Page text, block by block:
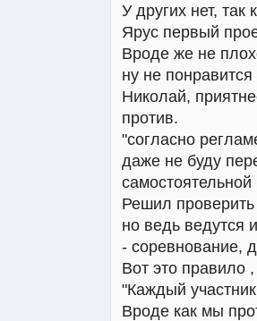
У других нет, так
Ярус первый
Вроде же не
ну не
Николай,
против.
"согласно
даже не буду
самостоятельной
Решил
но ведь ведутся
- соревнование,
Вот это правило
"Каждый
Вроде как мы